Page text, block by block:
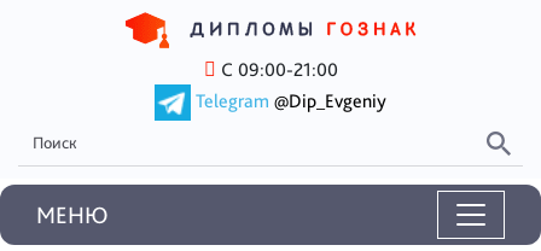
С 09:00-21:00
Telegram @Dip_Evgeniy
MEНЮ